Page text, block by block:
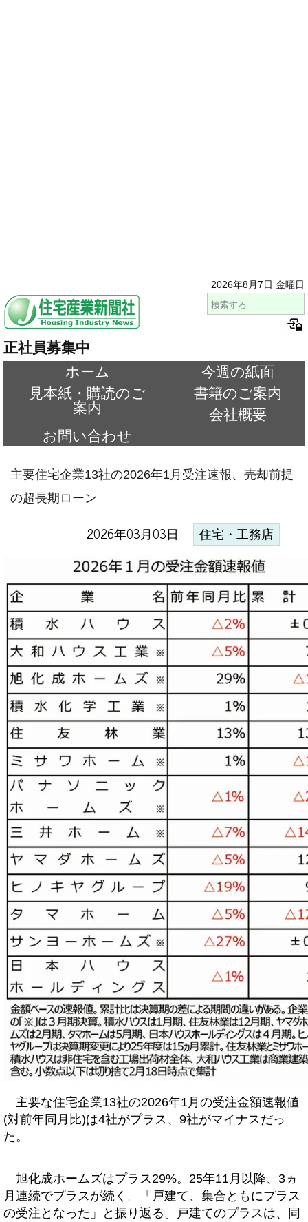
2026年8月7日 金曜日
正社員募集中
ホーム
今週の紙面
見本紙・購読のご
案内
書籍のご案内
会社概要
お問い合わせ
主要住宅企業13社の2026年1月受注速報、売却前提
の超長期ローン
2026年03月03日 住宅・工務店
主要な住宅企業13社の2026年1月の受注金額速報値
(対前年同月比)は4社がプラス、9社がマイナスだっ
た。
旭化成ホームズはプラス29%。25年11月以降、3ヵ
月連続でプラスが続く。「戸建て、集合ともにプラス
の受注となった」と振り返る。戸建てのプラスは、同